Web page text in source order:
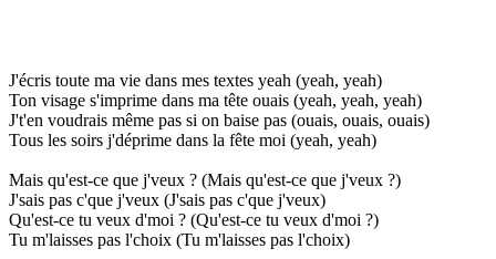
J'écris toute ma vie dans mes textes yeah (yeah, yeah)
Ton visage s'imprime dans ma tête ouais (yeah, yeah, yeah)
J't'en voudrais même pas si on baise pas (ouais, ouais, ouais)
Tous les soirs j'déprime dans la fête moi (yeah, yeah)
Mais qu'est-ce que j'veux ? (Mais qu'est-ce que j'veux ?)
J'sais pas c'que j'veux (J'sais pas c'que j'veux)
Qu'est-ce tu veux d'moi ? (Qu'est-ce tu veux d'moi ?)
Tu m'laisses pas l'choix (Tu m'laisses pas l'choix)